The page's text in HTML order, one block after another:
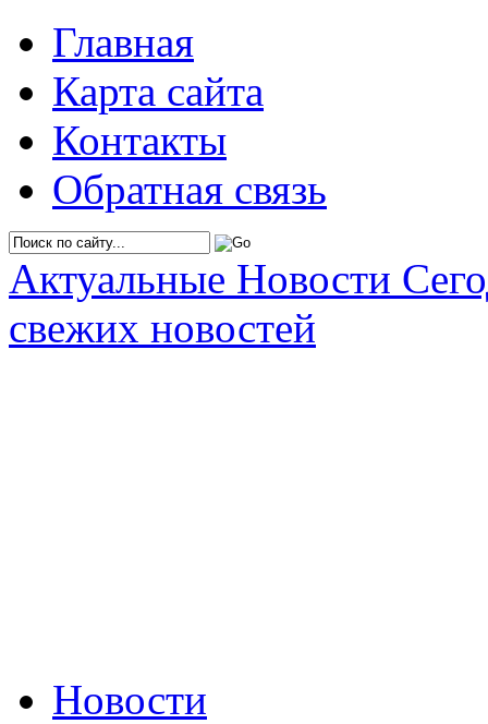
Главная
Карта сайта
Контакты
Обратная связь
Актуальные Новости
свежих новостей
Новости